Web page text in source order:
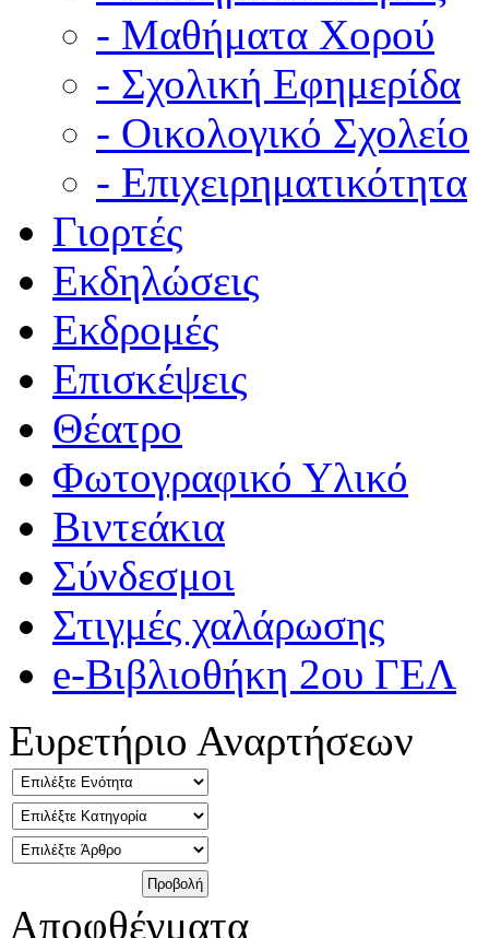
- Μαθήματα Χορού
- Σχολική Εφημερίδα
- Οικολογικό Σχολείο
- Επιχειρηματικότητα
Γιορτές
Εκδηλώσεις
Εκδρομές
Επισκέψεις
Θέατρο
Φωτογραφικό Υλικό
Βιντεάκια
Σύνδεσμοι
Στιγμές χαλάρωσης
e-Βιβλιοθήκη 2ου ΓΕΛ
Ευρετήριο Αναρτήσεων
Αποφθέγματα